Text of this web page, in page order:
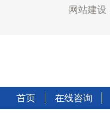
网站建设
首页 在线咨询